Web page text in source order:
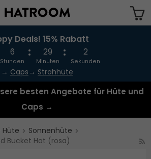
wurde in Ihren Warenkorb
gelegt
Deals! 15% Rabatt
6
Stunden
29
Minuten
1
Sekunden
→ Caps → Strohhüte
besten Angebote für Hüte und
Caps →
Hüte
Sonnenhüte
Bucket Hat (rosa)